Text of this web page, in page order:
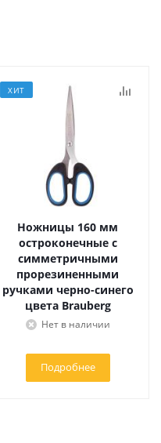
ХИТ
Ножницы 160 мм
остроконечные с
симметричными
прорезиненными
ручками черно-синего
цвета Brauberg
Нет в наличии
Подробнее